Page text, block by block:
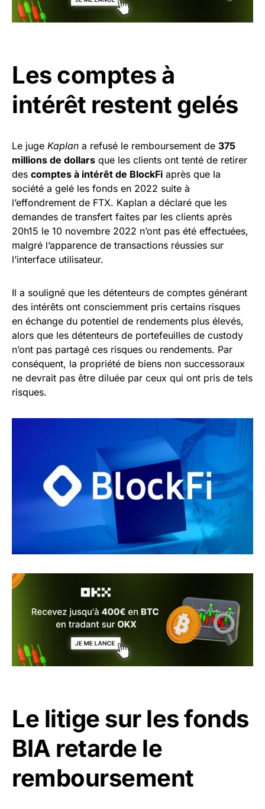
Les comptes à
intérêt restent gelés
Le juge Kaplan a refusé le remboursement de 375
millions de dollars que les clients ont tenté de retirer
des comptes à intérêt de BlockFi après que la
société a gelé les fonds en 2022 suite à
l’effondrement de FTX. Kaplan a déclaré que les
demandes de transfert faites par les clients après
20h15 le 10 novembre 2022 n’ont pas été effectuées,
malgré l’apparence de transactions réussies sur
l’interface utilisateur.
Il a souligné que les détenteurs de comptes générant
des intérêts ont consciemment pris certains risques
en échange du potentiel de rendements plus élevés,
alors que les détenteurs de portefeuilles de custody
n’ont pas partagé ces risques ou rendements. Par
conséquent, la propriété de biens non successoraux
ne devrait pas être diluée par ceux qui ont pris de tels
risques.
Le litige sur les fonds
BIA retarde le
remboursement